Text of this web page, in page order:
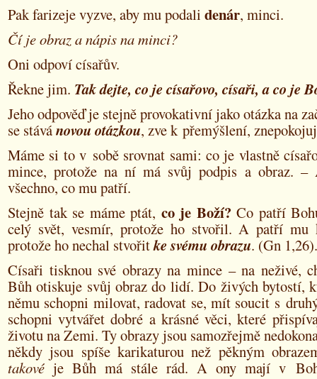
Pak farizeje vyzve, aby mu podali denár, minci.
Čí je obraz a nápis na minci?
Oni odpoví císařův.
Řekne jim. Tak dejte, co je císařovo, císaři, a co je
Jeho odpověď je stejně provokativní jako otázka na
se stávánovou otázkou, zve k přemýšlení,
Máme si to v sobě srovnat sami: co je vlastně
mince, protože na ní má svůj podpis a obraz.
všechno, co mu patří.
Stejně tak se máme ptát, co je Boží? Co patří
celý svět, vesmír, protože ho stvořil. A patří mu
protože ho nechal stvořitke svému obrazu. (Gn
Císaři tisknou své obrazy na mince – na neživé,
Bůh otiskuje svůj obraz do lidí. Do živých bytostí,
němu schopni milovat, radovat se, mít soucit s
schopni vytvářet dobré a krásné věci, které
životu na Zemi. Ty obrazy jsou samozřejmě
někdy jsou spíše karikaturou než pěkným
takové je Bůh má stále rád. A ony mají v